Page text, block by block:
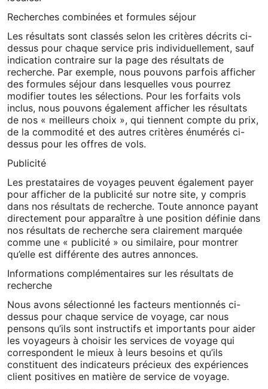
Recherches combinées et formules séjour
Les résultats sont classés selon les critères décrits ci-
dessus pour chaque service pris individuellement, sauf
indication contraire sur la page des résultats de
recherche. Par exemple, nous pouvons parfois afficher
des formules séjour dans lesquelles vous pourrez
modifier toutes les sélections. Pour les forfaits vols
inclus, nous pouvons également afficher les résultats
de nos « meilleurs choix », qui tiennent compte du prix,
de la commodité et des autres critères énumérés ci-
dessus pour les offres de vols.
Publicité
Les prestataires de voyages peuvent également payer
pour afficher de la publicité sur notre site, y compris
dans nos résultats de recherche. Toute annonce payant
directement pour apparaître à une position définie dans
nos résultats de recherche sera clairement marquée
comme une « publicité » ou similaire, pour montrer
qu’elle est différente des autres annonces.
Informations complémentaires sur les résultats de
recherche
Nous avons sélectionné les facteurs mentionnés ci-
dessus pour chaque service de voyage, car nous
pensons qu’ils sont instructifs et importants pour aider
les voyageurs à choisir les services de voyage qui
correspondent le mieux à leurs besoins et qu’ils
constituent des indicateurs précieux des expériences
client positives en matière de service de voyage.